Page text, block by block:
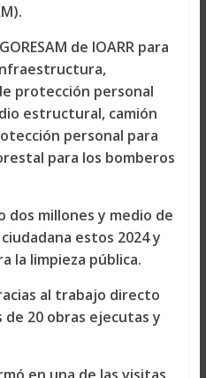
de IOARR para
protección personal
estructural, camión
personal para
para los bomberos
dos millones y medio de
estos 2024 y
la limpieza pública.
al trabajo directo
de 20 obras ejecutas y